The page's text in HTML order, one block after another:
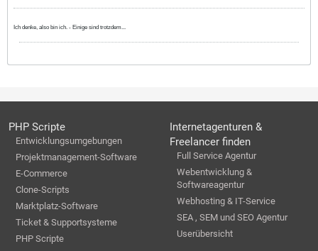
Ich denke, also bin ich. - Einige sind trotzdem...
PHP Scripte
Entwicklungsumgebungen
Projektmanagement-Software
E-Commerce
Clone-Scripts
Marktplatz-Software
Ticket & Supportsysteme
PHP Scripte
Internetagenturen &
Freelancer finden
Full Service Agentur
Webentwicklung &
Softwareagentur
Webhosting & IT-Service
SEA , SEM und SEO Agentur
Userübersicht